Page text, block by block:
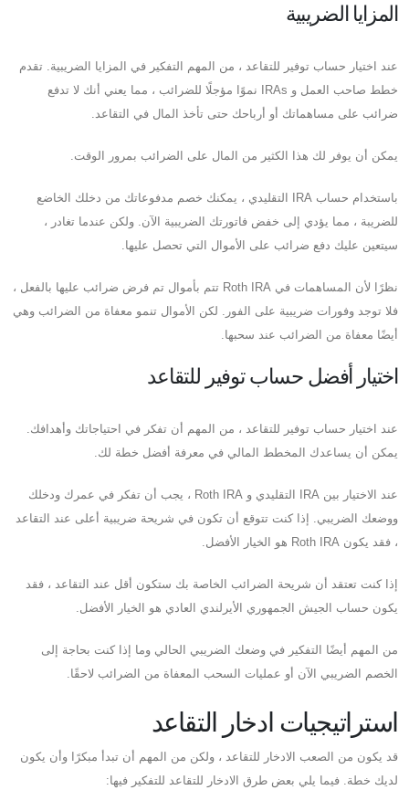
المزايا الضريبية
عند اختيار حساب توفير للتقاعد ، من المهم التفكير في المزايا الضريبية. تقدم
خطط صاحب العمل و IRAs نموًا مؤجلًا للضرائب ، مما يعني أنك لا تدفع
ضرائب على مساهماتك أو أرباحك حتى تأخذ المال في التقاعد.
يمكن أن يوفر لك هذا الكثير من المال على الضرائب بمرور الوقت.
باستخدام حساب IRA التقليدي ، يمكنك خصم مدفوعاتك من دخلك الخاضع
للضريبة ، مما يؤدي إلى خفض فاتورتك الضريبية الآن. ولكن عندما تغادر ،
سيتعين عليك دفع ضرائب على الأموال التي تحصل عليها.
نظرًا لأن المساهمات في Roth IRA تتم بأموال تم فرض ضرائب عليها بالفعل ،
فلا توجد وفورات ضريبية على الفور. لكن الأموال تنمو معفاة من الضرائب وهي
أيضًا معفاة من الضرائب عند سحبها.
اختيار أفضل حساب توفير للتقاعد
عند اختيار حساب توفير للتقاعد ، من المهم أن تفكر في احتياجاتك وأهدافك.
يمكن أن يساعدك المخطط المالي في معرفة أفضل خطة لك.
عند الاختيار بين IRA التقليدي و Roth IRA ، يجب أن تفكر في عمرك ودخلك
ووضعك الضريبي. إذا كنت تتوقع أن تكون في شريحة ضريبية أعلى عند التقاعد
، فقد يكون Roth IRA هو الخيار الأفضل.
إذا كنت تعتقد أن شريحة الضرائب الخاصة بك ستكون أقل عند التقاعد ، فقد
يكون حساب الجيش الجمهوري الأيرلندي العادي هو الخيار الأفضل.
من المهم أيضًا التفكير في وضعك الضريبي الحالي وما إذا كنت بحاجة إلى
الخصم الضريبي الآن أو عمليات السحب المعفاة من الضرائب لاحقًا.
استراتيجيات ادخار التقاعد
قد يكون من الصعب الادخار للتقاعد ، ولكن من المهم أن تبدأ مبكرًا وأن يكون
لديك خطة. فيما يلي بعض طرق الادخار للتقاعد للتفكير فيها: